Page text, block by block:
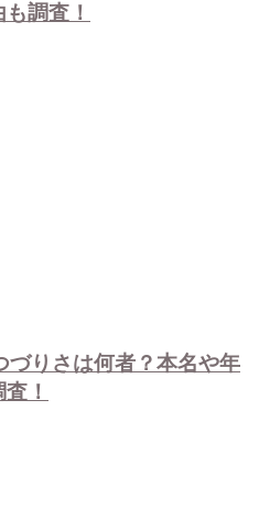
調査！
づりさは何者？本名や年
！